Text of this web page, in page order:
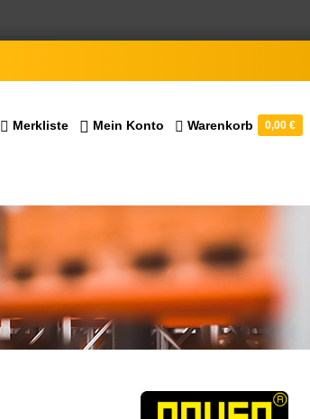
Merkliste Mein Konto Warenkorb 0,00 €